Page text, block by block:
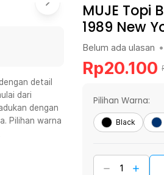
Nasional (08:00 - 17:00)
Selengkapnya
(12:00-20:00), Tutup pada Idul Fitri
(12:00-20:00), Tutup pada Idul Fitri
(08:00 - 20:00), Tutup pada Idul Fitri
Nasional (08:00 - 17:00)
Selengkapnya
detail
dari
dengan
Pilihan warna
MUJE Topi
1989 New
Belum ada ulasan •
Rp20.100
Pilihan Warna:
Black